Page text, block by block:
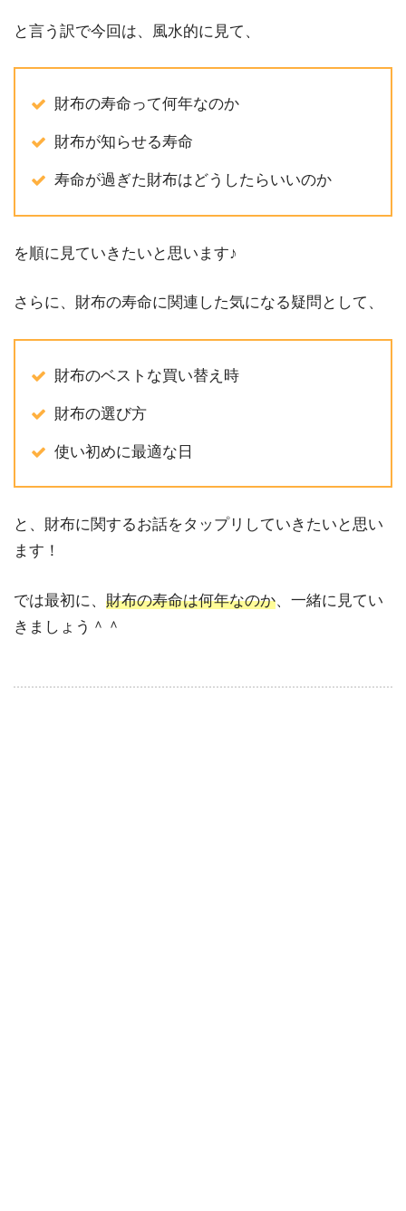
と言う訳で今回は、風水的に見て、
財布の寿命って何年なのか
財布が知らせる寿命
寿命が過ぎた財布はどうしたらいいのか
を順に見ていきたいと思います♪
さらに、財布の寿命に関連した気になる疑問として、
財布のベストな買い替え時
財布の選び方
使い初めに最適な日
と、財布に関するお話をタップリしていきたいと思い
ます！
では最初に、 財布の寿命は何年なのか、一緒に見てい
きましょう＾＾